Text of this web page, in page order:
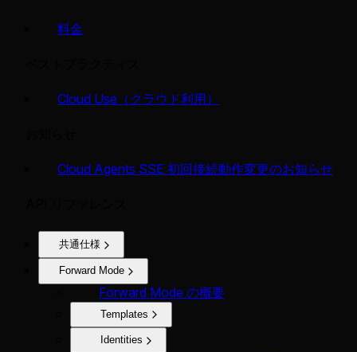
料金
Cloud Use（クラウド利用）
Cloud Agents SSE 初回接続動作変更のお知らせ
共通仕様
Forward Mode
Forward Mode の概要
Templates
Identities